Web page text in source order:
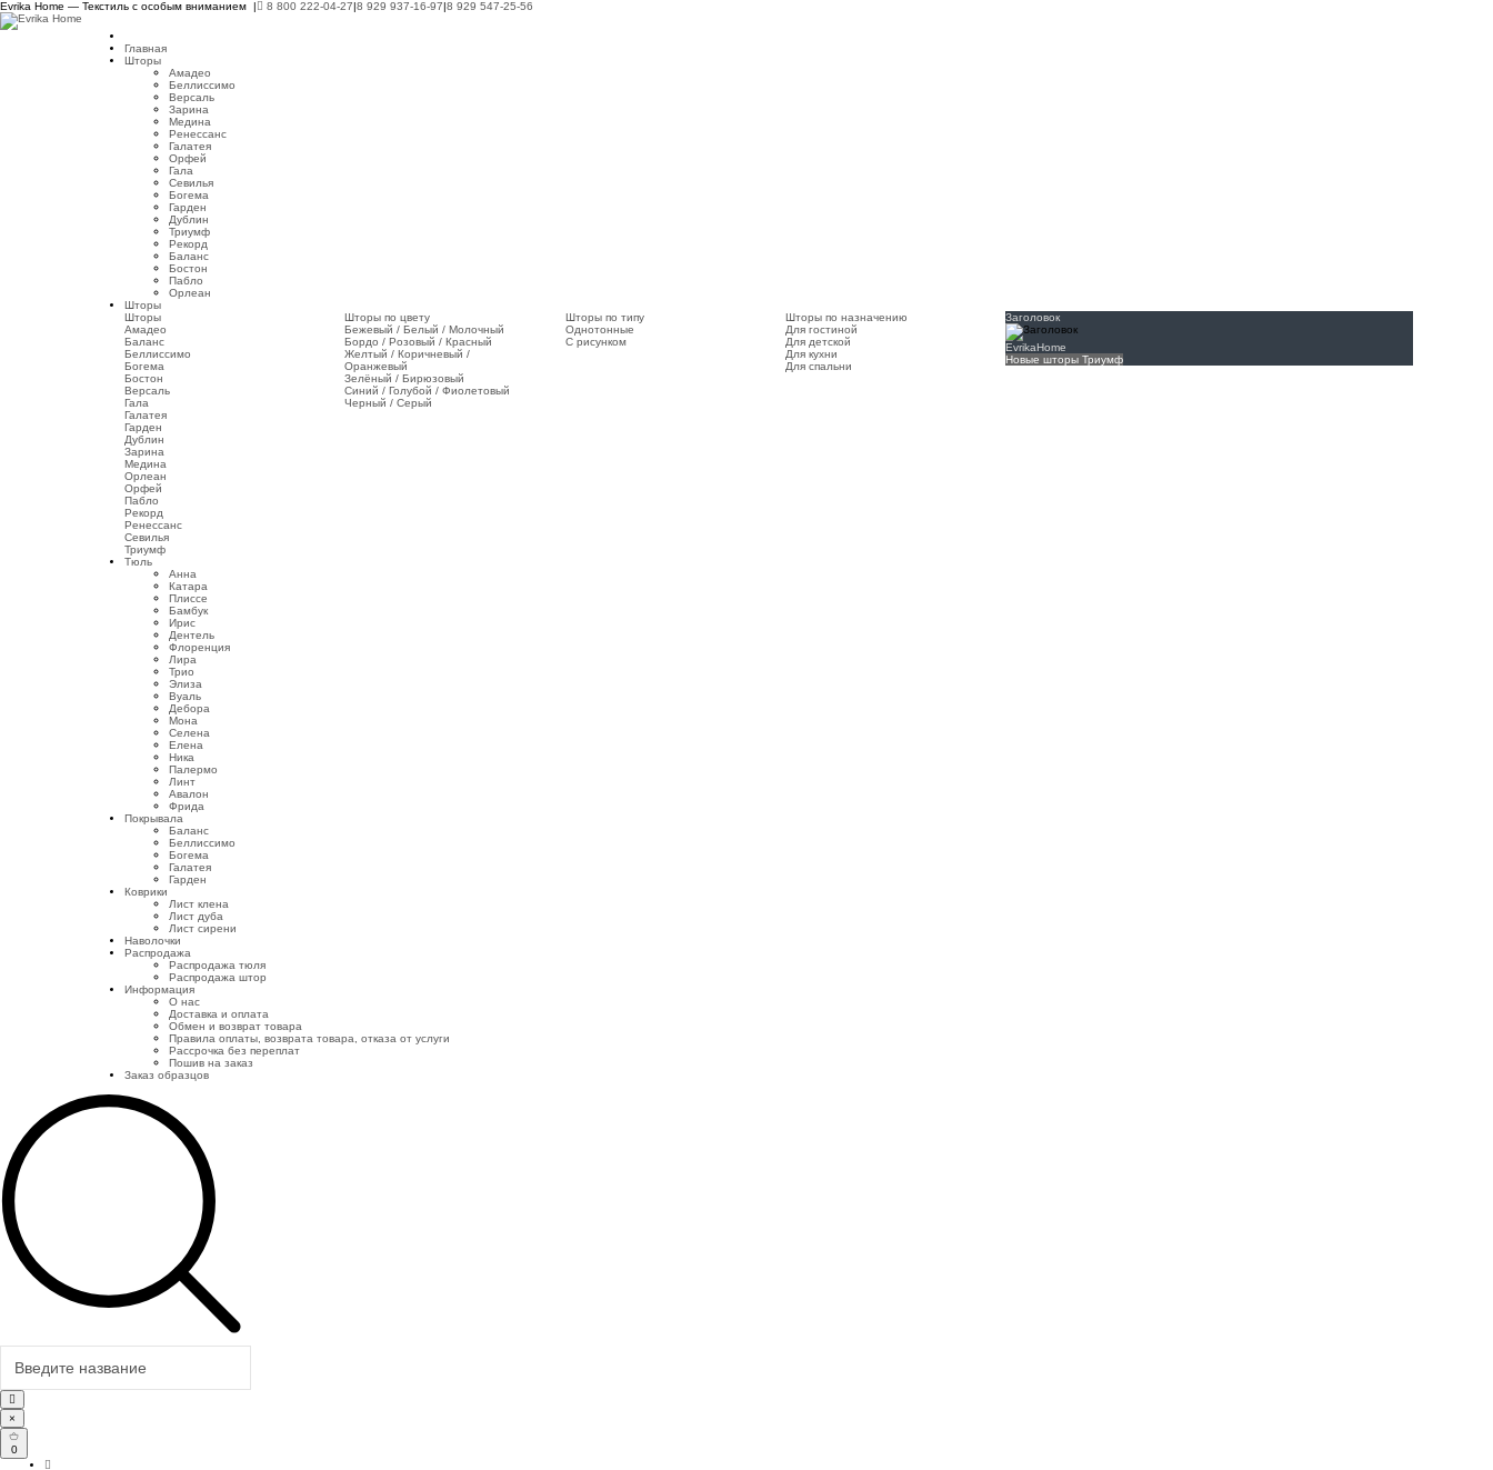
Evrika Home — Текстиль с особым вниманием | 8 800 222-04-27|8 929 937-16-97|8 929 547-25-56
Главная
Шторы
Амадео
Беллиссимо
Версаль
Зарина
Медина
Ренессанс
Галатея
Орфей
Гала
Севилья
Богема
Гарден
Дублин
Триумф
Рекорд
Баланс
Бостон
Пабло
Орлеан
Шторы
Шторы
Амадео
Баланс
Беллиссимо
Богема
Бостон
Версаль
Гала
Галатея
Гарден
Дублин
Зарина
Медина
Орлеан
Орфей
Пабло
Рекорд
Ренессанс
Севилья
Триумф
Шторы по цвету
Бежевый / Белый / Молочный
Бордо / Розовый / Красный
Желтый / Коричневый /
Оранжевый
Зелёный / Бирюзовый
Синий / Голубой / Фиолетовый
Черный / Серый
Шторы по типу
Однотонные
С рисунком
Шторы по назначению
Для гостиной
Для детской
Для кухни
Для спальни
Заголовок
EvrikaHome
Новые шторы Триумф
Тюль
Анна
Катара
Плиссе
Бамбук
Ирис
Дентель
Флоренция
Лира
Трио
Элиза
Вуаль
Дебора
Мона
Селена
Елена
Ника
Палермо
Линт
Авалон
Фрида
Покрывала
Баланс
Беллиссимо
Богема
Галатея
Гарден
Коврики
Лист клена
Лист дуба
Лист сирени
Наволочки
Распродажа
Распродажа тюля
Распродажа штор
Информация
О нас
Доставка и оплата
Обмен и возврат товара
Правила оплаты, возврата товара, отказа от услуги
Рассрочка без переплат
Пошив на заказ
Заказ образцов
×
0